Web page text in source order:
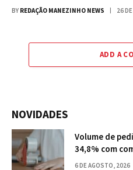
BY REDAÇÃO MANEZINHO NEWS 26
ADD A
NOVIDADES
Volume de
34,8% com
6 DE AGOSTO, 2026